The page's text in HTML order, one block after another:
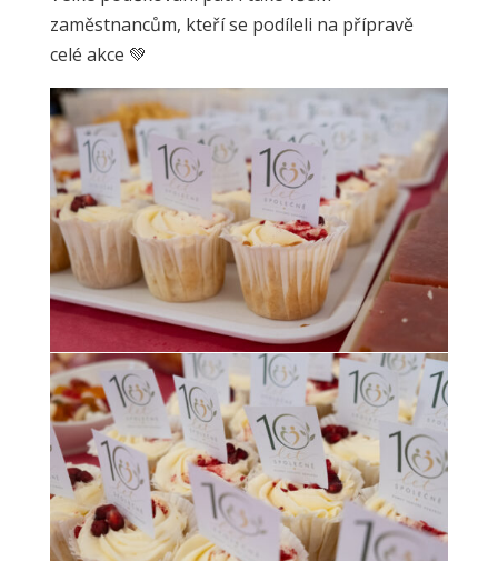
zaměstnancům, kteří se podíleli na přípravě
celé akce 💚